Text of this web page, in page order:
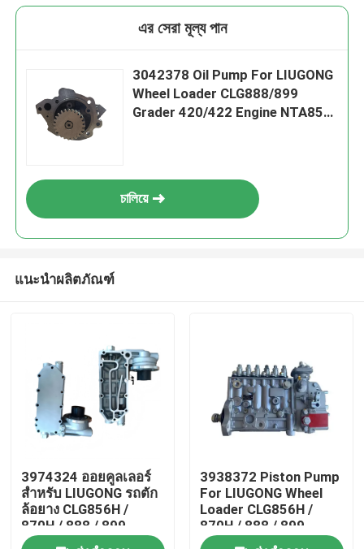
এর সেরা মূল্য পান
3042378 Oil Pump For LIUGONG
Wheel Loader CLG888/899
Grader 420/422 Engine NTA855
চালিয়ে
แนะนำผลิตภัณฑ์
3974324 ออยคูลเลอร์
สำหรับ LIUGONG รถตัก
ล้อยาง CLG856H /
870H / 888 / 899
เครื่องยนต์ 6CT8.3 /
3938372 Piston Pump
For LIUGONG Wheel
Loader CLG856H /
870H / 888 / 899
Excavator 925D /